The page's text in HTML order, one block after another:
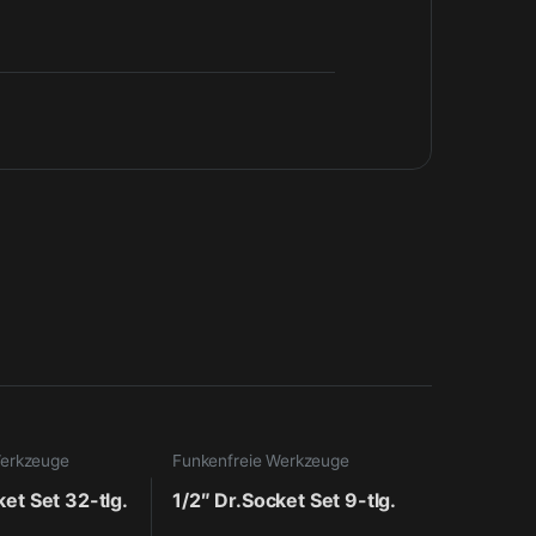
Set 32-tlg.
Funkenfreie Werkzeuge
1/2″ Dr.Socket Set 9-tlg.